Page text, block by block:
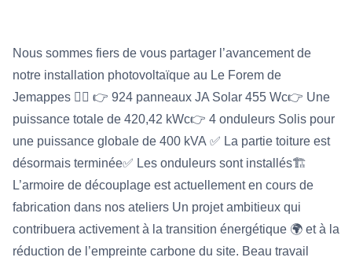
Nous sommes fiers de vous partager l’avancement de
notre installation photovoltaïque au Le Forem de
Jemappes 👷‍♂️ 👉 924 panneaux JA Solar 455 Wc👉 Une
puissance totale de 420,42 kWc👉 4 onduleurs Solis pour
une puissance globale de 400 kVA ✅ La partie toiture est
désormais terminée✅ Les onduleurs sont installés🏗️
L’armoire de découplage est actuellement en cours de
fabrication dans nos ateliers Un projet ambitieux qui
contribuera activement à la transition énergétique 🌍 et à la
réduction de l’empreinte carbone du site. Beau travail